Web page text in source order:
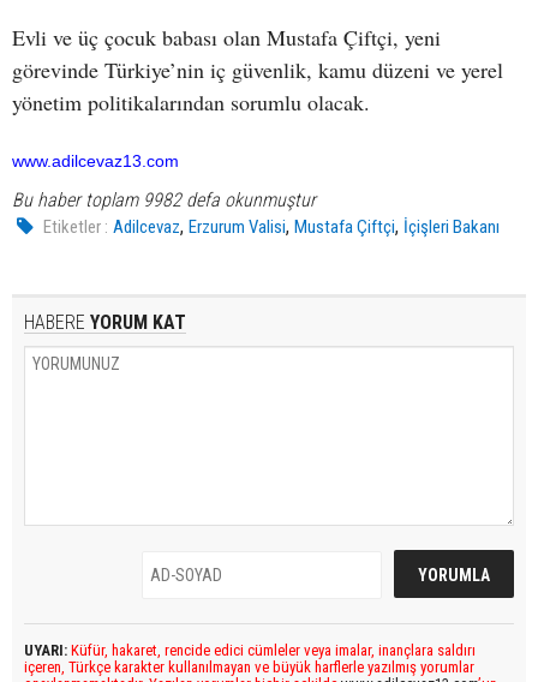
Evli ve üç çocuk babası olan Mustafa Çiftçi, yeni
görevinde Türkiye’nin iç güvenlik, kamu düzeni ve yerel
yönetim politikalarından sorumlu olacak.
www.adilcevaz13.com
Bu haber toplam 9982 defa okunmuştur
Etiketler : Adilcevaz,Erzurum Valisi,Mustafa Çiftçi, İçişleri Bakanı
HABERE YORUM KAT
UYARI: Küfür, hakaret, rencide edici cümleler veya imalar, inançlara saldırı
içeren, Türkçe karakter kullanılmayan ve büyük harflerle yazılmış yorumlar